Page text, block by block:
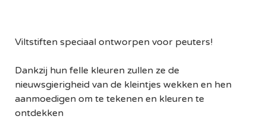
Viltstiften speciaal ontworpen voor peuters!
Dankzij hun felle kleuren zullen ze de
nieuwsgierigheid van de kleintjes wekken en hen
aanmoedigen om te tekenen en kleuren te
ontdekken